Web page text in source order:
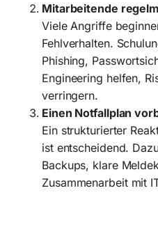
Mitarbeitende
Viele Angriffe
Fehlverhalten.
Phishing,
Engineering helfen,
verringern.
Einen Notfallplan
Ein strukturierter
ist entscheidend.
Backups, klare
Zusammenarbeit mit